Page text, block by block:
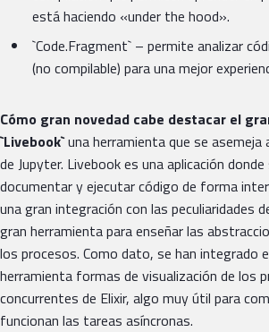
está haciendo «under the hood».
`Code.Fragment` – permite analizar
(no compilable) para una mejor
Cómo gran novedad cabe destacar el
`Livebook`una herramienta que se asemeja
de Jupyter. Livebook es una aplicación donde
documentar y ejecutar código de forma
una gran integración con las peculiaridades
gran herramienta para enseñar las
los procesos. Como dato, se han integrado
herramienta formas de visualización de los
concurrentes de Elixir, algo muy útil para
funcionan las tareas asíncronas.